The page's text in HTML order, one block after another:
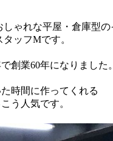
ゃれな平屋・倉庫型の
タッフMです。
創業60年になりました
時間に作ってくれる
う人気です。